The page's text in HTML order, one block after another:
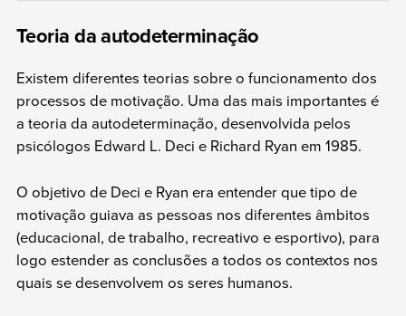
Teoria da autodeterminação
Existem diferentes teorias sobre o funcionamento dos
processos de motivação. Uma das mais importantes é
a teoria da autodeterminação, desenvolvida pelos
psicólogos Edward L. Deci e Richard Ryan em 1985.
O objetivo de Deci e Ryan era entender que tipo de
motivação guiava as pessoas nos diferentes âmbitos
(educacional, de trabalho, recreativo e esportivo), para
logo estender as conclusões a todos os contextos nos
quais se desenvolvem os seres humanos.